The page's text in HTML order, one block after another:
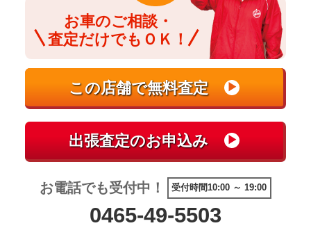
お車のご相談・
査定だけでもＯＫ！
お電話でも受付中！ 受付時間10:00 ～ 19:00
0465-49-5503